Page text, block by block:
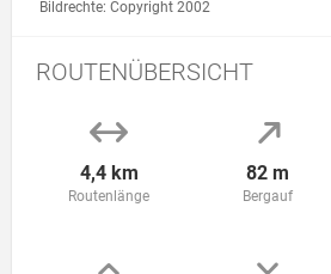
Bildrechte: Copyright 2002
ROUTENÜBERSICHT
4,4 km
Routenlänge
82 m
Bergauf